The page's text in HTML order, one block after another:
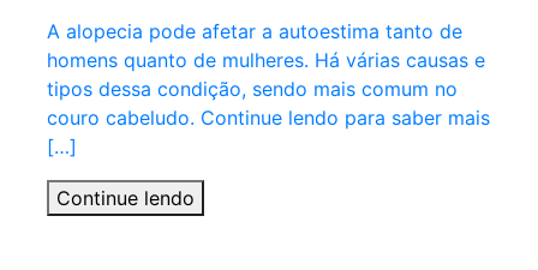
A alopecia pode afetar a autoestima tanto de
homens quanto de mulheres. Há várias causas e
tipos dessa condição, sendo mais comum no
couro cabeludo. Continue lendo para saber mais
[…]
Continue lendo